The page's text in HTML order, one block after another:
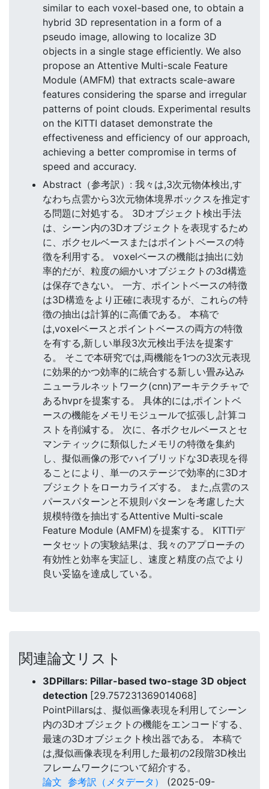
similar to each voxel-based one, to obtain a
hybrid 3D representation in a form of a
pseudo image, allowing to localize 3D
objects in a single stage efficiently. We also
propose an Attentive Multi-scale Feature
Module (AMFM) that extracts scale-aware
features considering the sparse and irregular
patterns of point clouds. Experimental results
on the KITTI dataset demonstrate the
effectiveness and efficiency of our approach,
achieving a better compromise in terms of
speed and accuracy.
Abstract（参考訳）: 我々は,3次元物体検出,す
なわち点雲から3次元物体境界ボックスを推定す
る問題に対処する。 3Dオブジェクト検出手法
は、シーン内の3Dオブジェクトを表現するため
に、ボクセルベースまたはポイントベースの特
徴を利用する。 voxelベースの機能は抽出に効
率的だが、粒度の細かいオブジェクトの3d構造
は保存できない。 一方、ポイントベースの特徴
は3D構造をより正確に表現するが、これらの特
徴の抽出は計算的に高価である。 本稿で
は,voxelベースとポイントベースの両方の特徴
を有する,新しい単段3次元検出手法を提案す
る。 そこで本研究では,両機能を1つの3次元表現
に効果的かつ効率的に統合する新しい畳み込み
ニューラルネットワーク(cnn)アーキテクチャで
あるhvprを提案する。 具体的には,ポイントベ
ースの機能をメモリモジュールで拡張し,計算コ
ストを削減する。 次に、各ボクセルベースとセ
マンティックに類似したメモリの特徴を集約
し、擬似画像の形でハイブリッドな3D表現を得
ることにより、単一のステージで効率的に3Dオ
ブジェクトをローカライズする。 また,点雲のス
パースパターンと不規則パターンを考慮した大
規模特徴を抽出するAttentive Multi-scale
Feature Module (AMFM)を提案する。 KITTIデ
ータセットの実験結果は、我々のアプローチの
有効性と効率を実証し、速度と精度の点でより
良い妥協を達成している。
関連論文リスト
3DPillars: Pillar-based two-stage 3D object
detection [29.757231369014068]
PointPillarsは、擬似画像表現を利用してシーン
内の3Dオブジェクトの機能をエンコードする、
最速の3Dオブジェクト検出器である。 本稿で
は,擬似画像表現を利用した最初の2段階3D検出
フレームワークについて紹介する。
論文 参考訳（メタデータ） (2025-09-